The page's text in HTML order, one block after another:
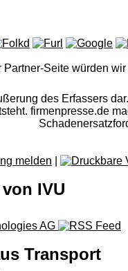
Seite würden
des Erfassers
firmenpresse.de
melden
IVU
AG
Transport